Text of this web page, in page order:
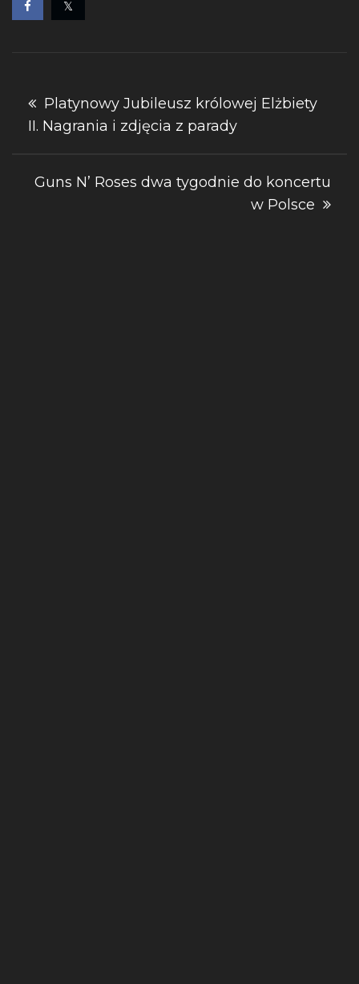
Nawigacja
wpisu
Platynowy Jubileusz królowej Elżbiety
II. Nagrania i zdjęcia z parady
Guns N’ Roses dwa tygodnie do koncertu
w Polsce